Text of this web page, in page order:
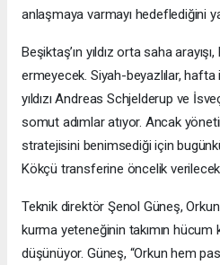
anlaşmaya varmayı hedeflediğini
Beşiktaş’ın yıldız orta saha
ermeyecek. Siyah-beyazlılar,
yıldızı Andreas Schjelderup ve
somut adımlar atıyor. Ancak
stratejisini benimsediği için
Kökçü transferine öncelik
Teknik direktör Şenol Güneş,
kurma yeteneğinin takımın hücum
düşünüyor. Güneş, “Orkun hem